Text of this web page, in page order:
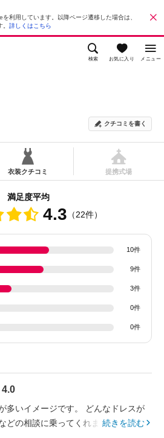
利用しています。以降ページ遷移した場合は、
詳しくはこちら
検索 お気に入り メニュー
クチコミを書く
衣装クチコミ 提携式場
満足度平均
4.3 （22件）
10件
9件
3件
0件
0件
4.0
多いイメージです。 どんなドレスが
どの相談に乗ってくれます!続きを読む